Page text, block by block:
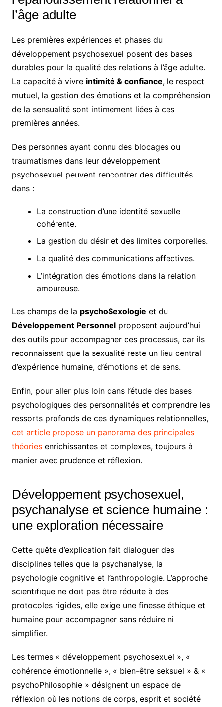
l’âge adulte
Les premières expériences et phases du
développement psychosexuel posent des bases
durables pour la qualité des relations à l’âge adulte.
La capacité à vivre intimité & confiance, le respect
mutuel, la gestion des émotions et la compréhension
de la sensualité sont intimement liées à ces
premières années.
Des personnes ayant connu des blocages ou
traumatismes dans leur développement
psychosexuel peuvent rencontrer des difficultés
dans :
La construction d’une identité sexuelle
cohérente.
La gestion du désir et des limites corporelles.
La qualité des communications affectives.
L’intégration des émotions dans la relation
amoureuse.
Les champs de la psychoSexologie et du
Développement Personnelproposent aujourd’hui
des outils pour accompagner ces processus, car ils
reconnaissent que la sexualité reste un lieu central
d’expérience humaine, d’émotions et de sens.
Enfin, pour aller plus loin dans l’étude des bases
psychologiques des personnalités et comprendre les
ressorts profonds de ces dynamiques relationnelles,
cet article propose un panorama des principales
théoriesenrichissantes et complexes, toujours à
manier avec prudence et réflexion.
Développement psychosexuel,
psychanalyse et science humaine :
une exploration nécessaire
Cette quête d’explication fait dialoguer des
disciplines telles que la psychanalyse, la
psychologie cognitive et l’anthropologie. L’approche
scientifique ne doit pas être réduite à des
protocoles rigides, elle exige une finesse éthique et
humaine pour accompagner sans réduire ni
simplifier.
Les termes « développement psychosexuel », «
cohérence émotionnelle », « bien-être seksuel » & «
psychoPhilosophie » désignent un espace de
réflexion où les notions de corps, esprit et société